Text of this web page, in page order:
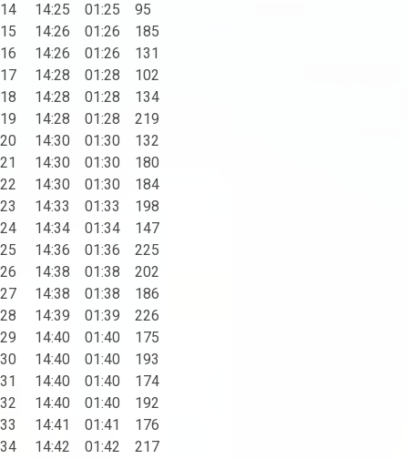
14 14:25 01:25 95
15 14:26 01:26 185
16 14:26 01:26 131
17 14:28 01:28 102
18 14:28 01:28 134
19 14:28 01:28 219
20 14:30 01:30 132
21 14:30 01:30 180
22 14:30 01:30 184
23 14:33 01:33 198
24 14:34 01:34 147
25 14:36 01:36 225
26 14:38 01:38 202
27 14:38 01:38 186
28 14:39 01:39 226
29 14:40 01:40 175
30 14:40 01:40 193
31 14:40 01:40 174
32 14:40 01:40 192
33 14:41 01:41 176
34 14:42 01:42 217